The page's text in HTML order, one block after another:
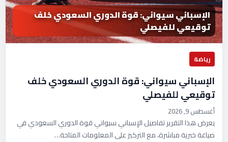
الإسباني سيواني: قوة الدوري السعودي خلف
توقيعي للفيصلي
رياضة
الإسباني سيواني: قوة الدوري السعودي خلف
توقيعي للفيصلي
أغسطس 9, 2026
يعرض هذا التقرير تفاصيل الإسباني سيواني قوة الدوري السعودي في
صياغة خبرية مباشرة، مع التركيز على المعلومات المتاحة…